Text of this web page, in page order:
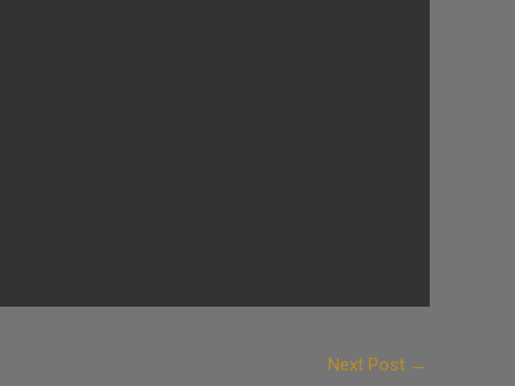
Next Post →